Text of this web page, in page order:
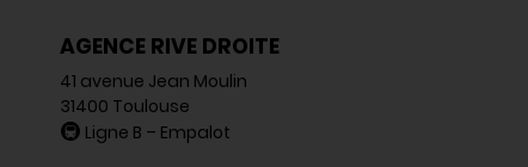
AGENCE RIVE DROITE
41 avenue Jean Moulin
31400 Toulouse
🚇 Ligne B – Empalot